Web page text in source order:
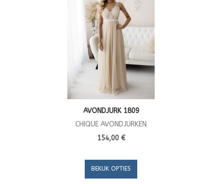
AVONDJURK 1809
CHIQUE AVONDJURKEN
154,00 €
BEKIJK OPTIES